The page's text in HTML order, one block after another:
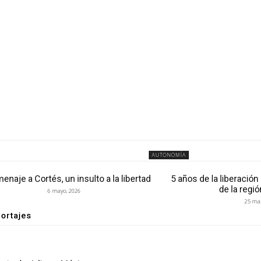
a Cortés, un insulto a la libertad
6 mayo, 2026
AUTONOMÍA
5 años de la
de la
25